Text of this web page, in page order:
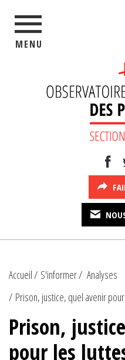
MENU
Accueil S'informer
Analyses
Prison, justice, quel avenir
Prison,
pour les